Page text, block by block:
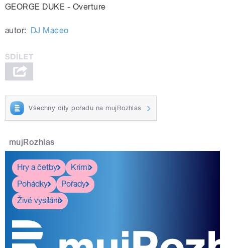
GEORGE DUKE - Overture
autor: DJ Maceo
Všechny díly pořadu na mujRozhlas
mujRozhlas
Hry a četby
Krimi
Pohádky
Pořady
Živé vysílání